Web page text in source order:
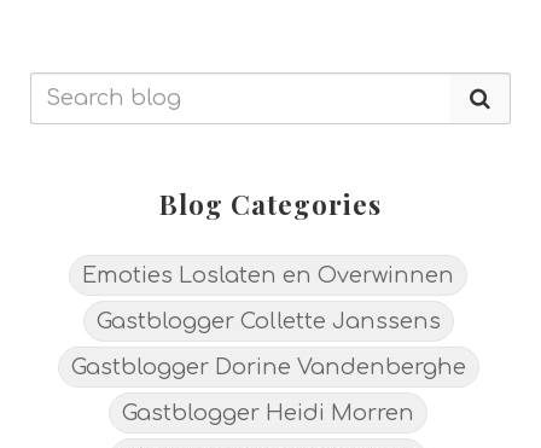
Blog Categories
Emoties Loslaten en Overwinnen
Gastblogger Collette Janssens
Gastblogger Dorine Vandenberghe
Gastblogger Heidi Morren